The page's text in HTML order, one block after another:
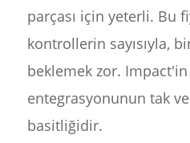
parçası için yeterli. Bu
kontrollerin sayısıyla,
beklemek zor.
entegrasyonunun tak
basitliğidir.